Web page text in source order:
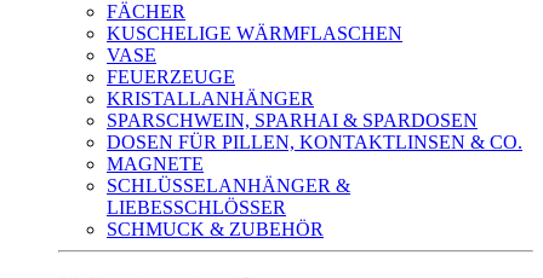
FÄCHER
KUSCHELIGE WÄRMFLASCHEN
VASE
FEUERZEUGE
KRISTALLANHÄNGER
SPARSCHWEIN, SPARHAI & SPARDOSEN
DOSEN FÜR PILLEN, KONTAKTLINSEN & CO.
MAGNETE
SCHLÜSSELANHÄNGER &
LIEBESSCHLÖSSER
SCHMUCK & ZUBEHÖR